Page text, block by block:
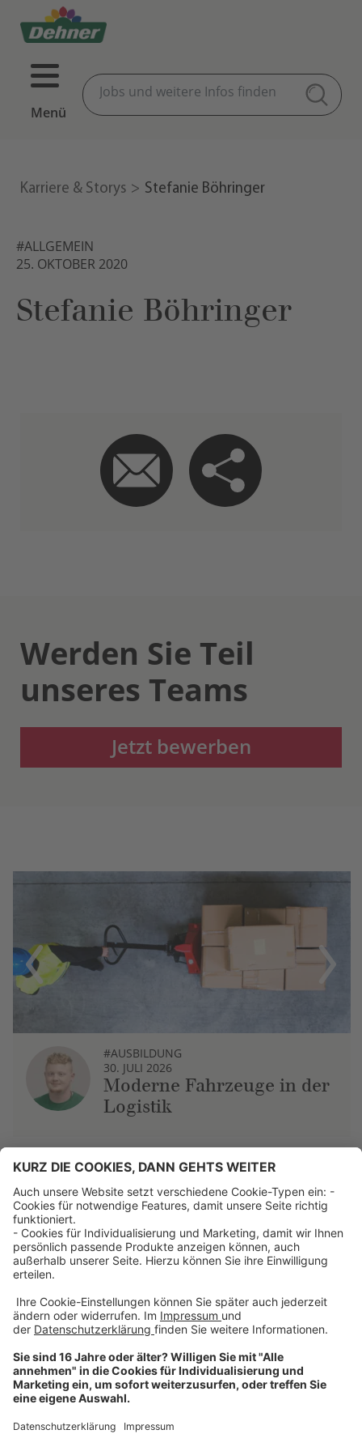
Menü
Karriere & Storys Stefanie Böhringer
#ALLGEMEIN
25. OKTOBER 2020
Stefanie Böhringer
Werden Sie Teil
unseres Teams
Jetzt bewerben
Previous
#AUSBILDUNG
30. JULI 2026
Moderne Fahrzeuge in der
Logistik
Next
Über uns
Dehner Unternehmen
Jobs bei Dehner